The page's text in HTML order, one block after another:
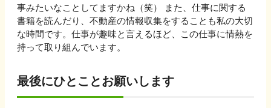
事みたいなことしてますかね（笑） また、仕事に関する
書籍を読んだり、不動産の情報収集をすることも私の大切
な時間です。仕事が趣味と言えるほど、この仕事に情熱を
持って取り組んでいます。
最後にひとことお願いします